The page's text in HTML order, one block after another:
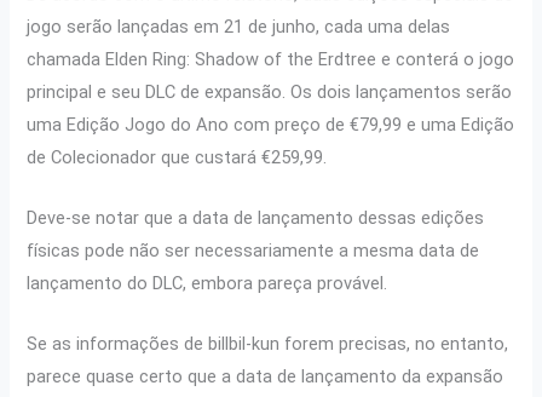
jogo serão lançadas em 21 de junho, cada uma delas
chamada Elden Ring: Shadow of the Erdtree e conterá o jogo
principal e seu DLC de expansão. Os dois lançamentos serão
uma Edição Jogo do Ano com preço de €79,99 e uma Edição
de Colecionador que custará €259,99.
Deve-se notar que a data de lançamento dessas edições
físicas pode não ser necessariamente a mesma data de
lançamento do DLC, embora pareça provável.
Se as informações de billbil-kun forem precisas, no entanto,
parece quase certo que a data de lançamento da expansão